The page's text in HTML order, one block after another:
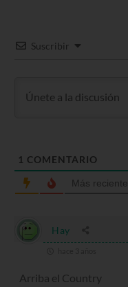
Suscribir
1 COMENTARIO
Más reciente
Hay
Arriba el Country